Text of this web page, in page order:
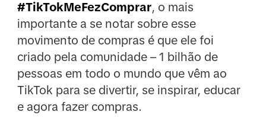
#TikTokMeFezComprar, o mais
importante a se notar sobre esse
movimento de compras é que ele foi
criado pela comunidade – 1 bilhão de
pessoas em todo o mundo que vêm ao
TikTok para se divertir, se inspirar, educar
e agora fazer compras.